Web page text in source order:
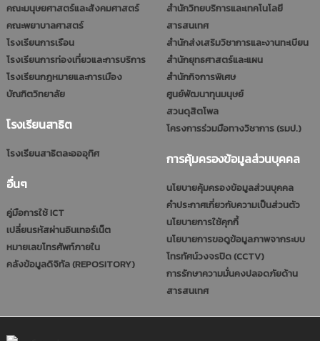
คณะมนุษยศาสตร์และสังคมศาสตร์
คณะพยาบาลศาสตร์
โรงเรียนการเรือน
โรงเรียนการท่องเที่ยวและการบริการ
โรงเรียนกฎหมายและการเมือง
บัณฑิตวิทยาลัย
โรงเรียนสาธิต
โรงเรียนสาธิตละอออุทิศ
อื่นๆ
คู่มือการใช้ ICT
เปลี่ยนรหัสผ่านอินเทอร์เน็ต
หมายเลขโทรศัพท์ภายใน
คลังข้อมูลดิจิทัล (REPOSITORY)
สำนักวิทยบริการและเทคโนโลยี
สารสนเทศ
สำนักส่งเสริมวิชาการและงานทะเบียน
สำนักยุทธศาสตร์และแผน
สำนักกิจการพิเศษ
ศูนย์พัฒนาทุนมนุษย์
สวนดุสิตโพล
โครงการร่วมมือทางวิชาการ (รมป.)
การคุ้มครองข้อมูลส่วนบุคคล
นโยบายคุ้มครองข้อมูลส่วนบุคคล
คำประกาศเกี่ยวกับความเป็นส่วนตัว
นโยบายการใช้คุกกี้
นโยบายการขอดูข้อมูลภาพจากระบบ
โทรทัศน์วงจรปิด (CCTV)
การรักษาความมั่นคงปลอดภัยด้าน
สารสนเทศ